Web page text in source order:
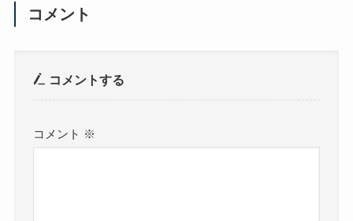
コメント
コメントする
コメント ※